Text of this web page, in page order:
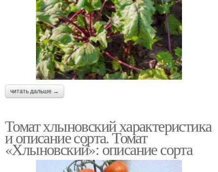
читать дальше →
Томат хлыновский характеристика
и описание сорта. Томат
«Хлыновский»: описание сорта